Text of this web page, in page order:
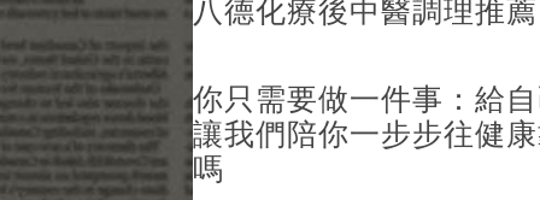
八德化療後中醫調理推薦
你只需要做一件事：給
讓我們陪你一步步往健
嗎